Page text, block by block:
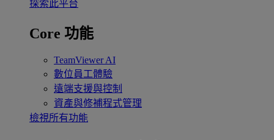
探索此平台
Core 功能
TeamViewer AI
數位員工體驗
遠端支援與控制
資產與修補程式管理
檢視所有功能